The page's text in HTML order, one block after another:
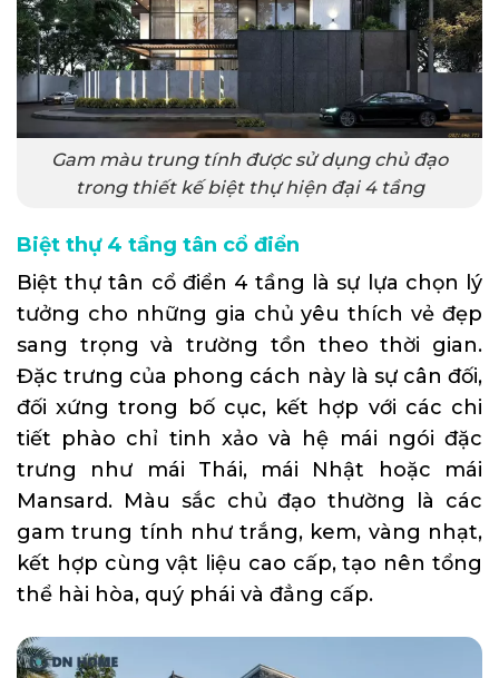
Gam màu trung tính được sử dụng chủ đạo
trong thiết kế biệt thự hiện đại 4 tầng
Biệt thự 4 tầng tân cổ điển
Biệt thự tân cổ điển 4 tầng là sự lựa chọn lý
tưởng cho những gia chủ yêu thích vẻ đẹp
sang trọng và trường tồn theo thời gian.
Đặc trưng của phong cách này là sự cân đối,
đối xứng trong bố cục, kết hợp với các chi
tiết phào chỉ tinh xảo và hệ mái ngói đặc
trưng như mái Thái, mái Nhật hoặc mái
Mansard. Màu sắc chủ đạo thường là các
gam trung tính như trắng, kem, vàng nhạt,
kết hợp cùng vật liệu cao cấp, tạo nên tổng
thể hài hòa, quý phái và đẳng cấp.